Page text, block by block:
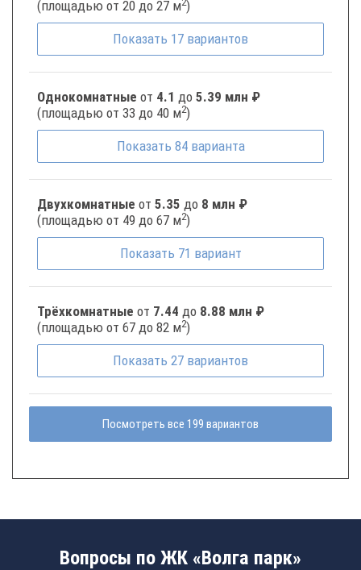
(площадью от 20 до 27 м )
Показать 17 вариантов
Однокомнатные от 4.1 до 5.39 млн ₽
(площадью от 33 до 40 м2)
Показать 84 варианта
Двухкомнатные от 5.35 до 8 млн ₽
(площадью от 49 до 67 м2)
Показать 71 вариант
Трёхкомнатные от 7.44 до 8.88 млн ₽
(площадью от 67 до 82 м2)
Показать 27 вариантов
Посмотреть все 199 вариантов
Вопросы по ЖК «Волга парк»